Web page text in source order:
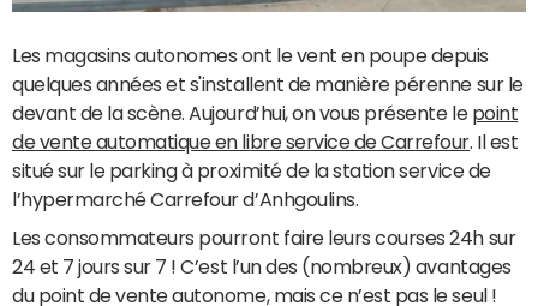
Les magasins autonomes ont le vent en poupe depuis
quelques années et s'installent de manière pérenne sur le
devant de la scène. Aujourd’hui, on vous présente le point
de vente automatique en libre service de Carrefour . Il est
situé sur le parking à proximité de la station service de
l’hypermarché Carrefour d’Anhgoulins.
Les consommateurs pourront faire leurs courses 24h sur
24 et 7 jours sur 7 ! C’est l’un des (nombreux) avantages
du point de vente autonome, mais ce n’est pas le seul !